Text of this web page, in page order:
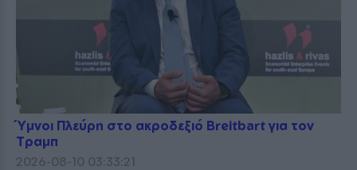
Ύμνοι Πλεύρη στο ακροδεξιό Breitbart για τον
Τραμπ
2026-08-10 03:33:21